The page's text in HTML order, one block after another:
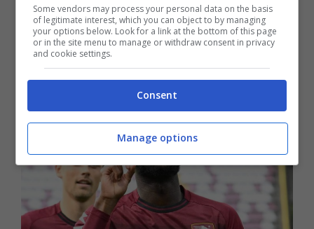
Colombo. Entrambi sono in uscita dal Milan e
possono essere i giocatori giusti per abbassare
la richiesta del club che chiede almeno 25
milioni di euro per cedere Dia in questo
calciomercato estivo 2023.
Some vendors may process your personal data on the basis
of legitimate interest, which you can object to by managing
your options below. Look for a link at the bottom of this page
or in the site menu to manage or withdraw consent in privacy
and cookie settings.
Consent
Manage options